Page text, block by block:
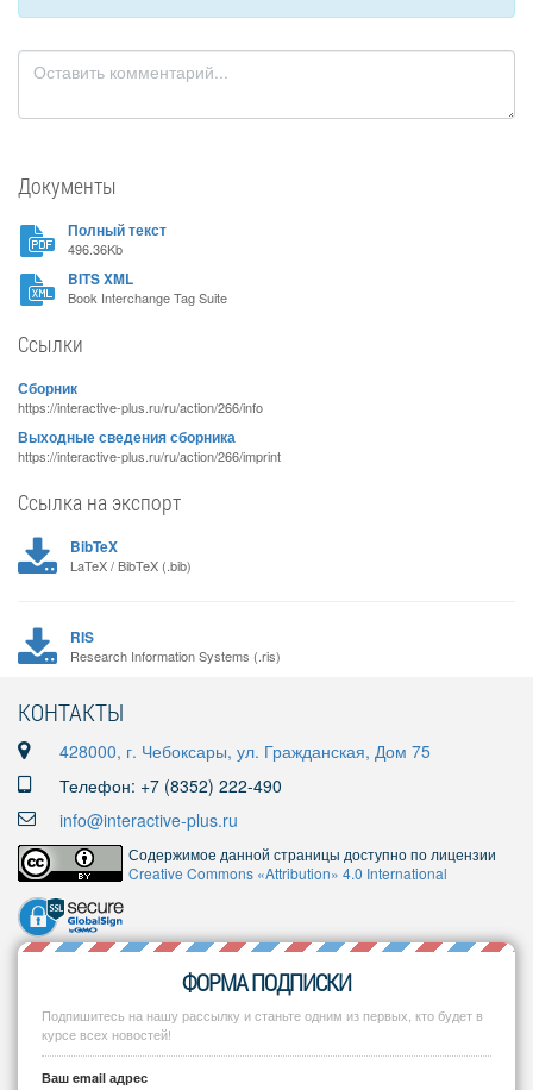
Документы
Полный текст
496.36Kb
BITS XML
Book Interchange Tag Suite
Ссылки
Сборник
https://interactive-plus.ru/ru/action/266/info
Выходные сведения сборника
https://interactive-plus.ru/ru/action/266/imprint
Ссылка на экспорт
BibTeX
LaTeX / BibTeX (.bib)
RIS
Research Information Systems (.ris)
КОНТАКТЫ
428000, г. Чебоксары, ул. Гражданская, Дом 75
Телефон: +7 (8352) 222-490
info@interactive-plus.ru
Содержимое данной страницы доступно по лицензии
Creative Commons «Attribution» 4.0 International
ФОРМА ПОДПИСКИ
Подпишитесь на нашу рассылку и станьте одним из первых, кто будет в
курсе всех новостей!
Ваш email адрес